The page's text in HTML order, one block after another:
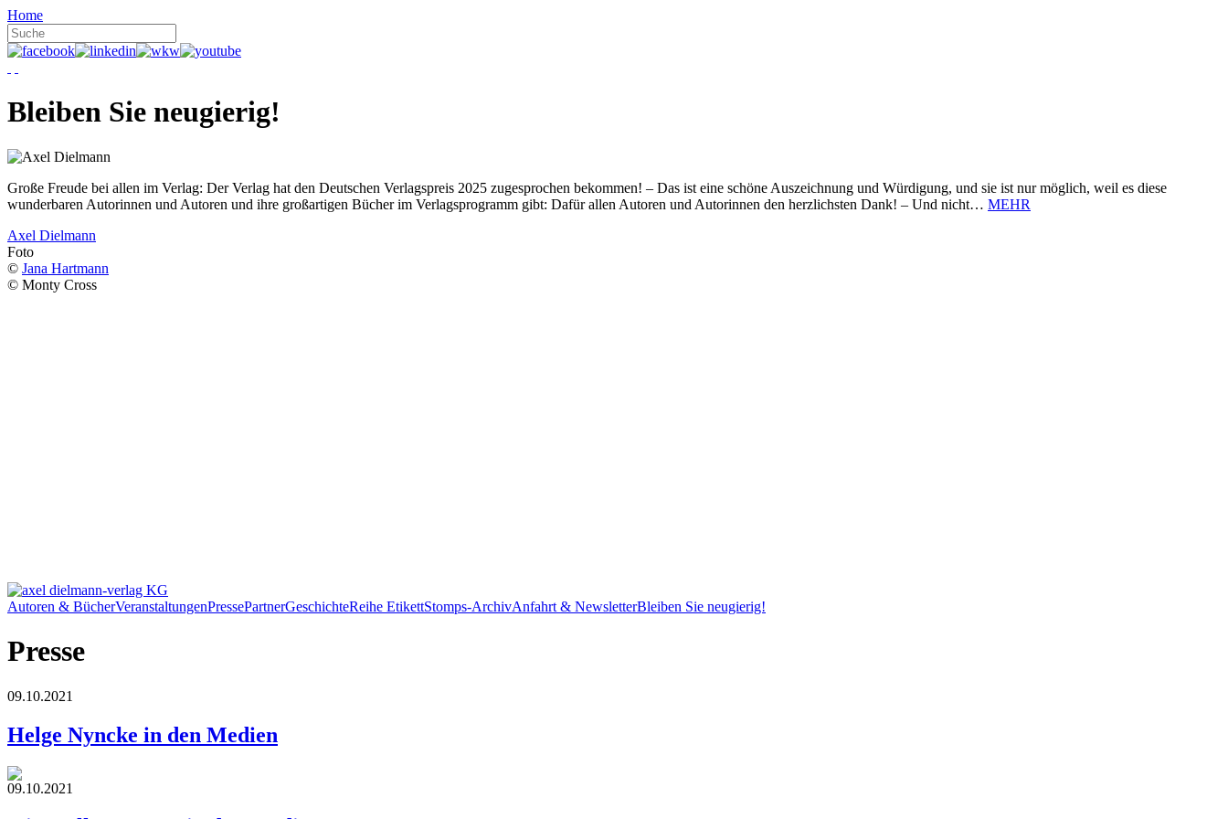
Home
Bleiben Sie neugierig!
Große Freude bei allen im Verlag: Der Verlag hat den Deutschen Verlagspreis 2025 zugesprochen bekommen! – Das ist eine schöne Auszeichnung und Würdigung, und sie ist nur möglich, weil es diese
wunderbaren Autorinnen und Autoren und ihre großartigen Bücher im Verlagsprogramm gibt: Dafür allen Autoren und Autorinnen den herzlichsten Dank! – Und nicht… MEHR
Axel Dielmann
Foto
© Jana Hartmann
© Monty Cross
Autoren & BücherVeranstaltungenPressePartnerGeschichteReihe EtikettStomps-ArchivAnfahrt & NewsletterBleiben Sie neugierig!
Presse
09.10.2021
Helge Nyncke in den Medien
09.10.2021